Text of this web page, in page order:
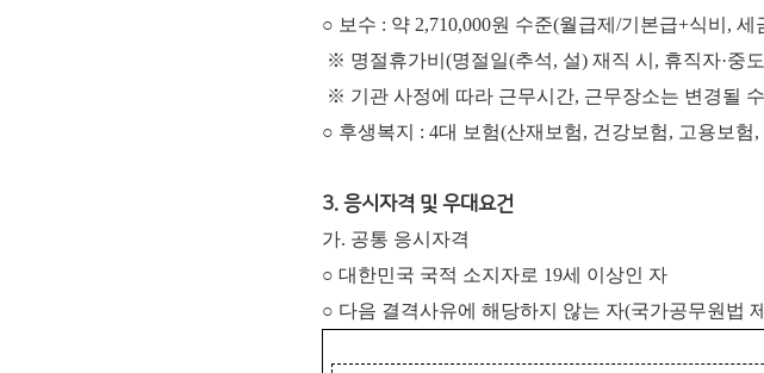
○ 보수 : 약 2,710,000원 수준(월급제/기본급+식비, 세
※ 명절휴가비(명절일(추석, 설) 재직 시, 휴직자·중
※ 기관 사정에 따라 근무시간, 근무장소는 변경될
○ 후생복지 : 4대 보험(산재보험, 건강보험, 고용보험,
3. 응시자격 및 우대요건
가. 공통 응시자격
○ 대한민국 국적 소지자로 19세 이상인 자
○ 다음 결격사유에 해당하지 않는 자(국가공무원법